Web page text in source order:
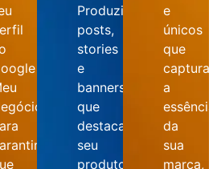
Produzimos
posts,
stories
e
banners
que
destacam
seu
produto
e
únicos
que
a
essência
da
sua
marca,